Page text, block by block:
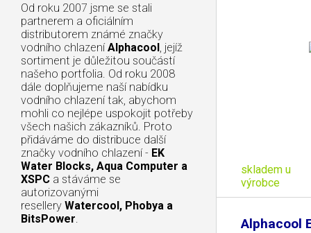
Od roku 2007 jsme se stali
partnerem a oficiálním
distributorem známé značky
vodního chlazení Alphacool, jejíž
sortiment je důležitou součástí
našeho portfolia. Od roku 2008
dále doplňujeme naší nabídku
vodního chlazení tak, abychom
mohli co nejlépe uspokojit potřeby
všech našich zákazníků. Proto
přidáváme do distribuce další
značky vodního chlazení - EK
Water Blocks, Aqua Computer a
XSPC a stáváme se
autorizovanými
resellery Watercool, Phobya a
BitsPower.
skladem u
výrobce
Alphacool